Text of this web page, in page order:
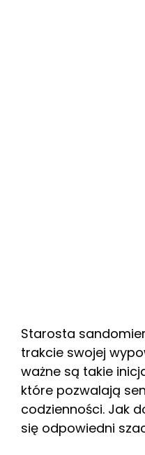
Starosta
trakcie swojej
ważne są takie
które pozwalają
codzienności. Jak
się odpowiedni